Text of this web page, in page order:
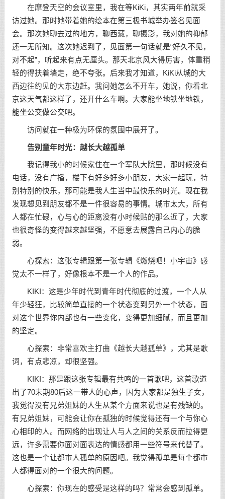
在摩登天空的会议室里，我在等KiKi，其实两年前就采
访过她。那时她带着她的绘本在第三极书城举办签名见面
会。那次她聊去过的地方，聊西藏，聊摄影，我对她的抑郁
还一无所知。这次她迟到了，见面第一句话就是“好久不见，
对不起”，听起来有点无厘头。那天北京风大得厉害，体重稍
轻的得扶着墙走，绝不夸张。后来我才知道，KiKi从城的大
西边往约见的大东边赶。我问她怎么不开车，她说，你看北
京这天气都这样了，还开什么车啊。大家能坐地铁坐地铁，
能坐公交做公交吧。
访问就在一种极为环保的氛围中展开了。
告别童年时光：越长大越孤单
我记得我小的时候家住在一个军队大院里，那时候没有
电话，没有广播，楼下有好多好多小朋友，大家一起玩，特
别特别的快乐，那可能是我人生当中最快乐的时光。现在我
发现想见到朋友都不是一件很容易的事情。城市太大，所有
人都在忙碌，心与心的距离没有小时候贴的那么近了，大家
也很奇怪的变得越来越坚强，不愿意去展露自己内心的脆
弱。
心探索：这张专辑跟第一张专辑《燃烧吧！小宇宙》感
觉太不一样了，好像根本不是一个人的作品。
KIKI：这是少年时代到青年时代彻底的过渡，一个人从
年少轻狂，比较简单直接的一个状态变到另外一个状态，面
对这个世界你内部也有一些变化，变得更加细腻，而且更加
的坚定。
心探索：非常喜欢主打曲《越长大越孤单》，尤其是歌
词，有点悲凉，却很坚强。
KIKI：那是跟这张专辑最有共鸣的一首歌吧，这首歌道
出了70末期80后这一带人的心声，因为大家都是独生子女，
我觉得没有兄弟姐妹的人生从某个方面来说也是有残缺的。
有兄弟姐妹，可能会让你在孤独的时候觉得还有一个与你心
心相印的人。而网络的出现让人与人之间的关系反而拉得更
远，许多需要你面对面表达的情感都用一些符号来代替了。
这也是一个让都市人孤单的原因吧。我觉得孤单是每个都市
人都得面对的一个很大的问题。
心探索：你现在的感受是这样的吗？常常会感到孤单。